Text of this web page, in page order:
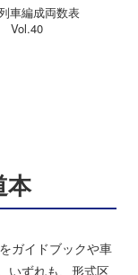
車編成両数表
Vol.40
本
ガイドブックや車
いずれも、形式区